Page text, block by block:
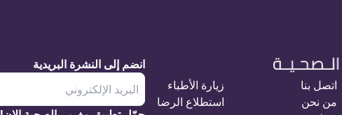
اتصل بنا
من نحن
زيارة الأطباء
استطلاع الرضا
انضم إلى النشرة البريدية